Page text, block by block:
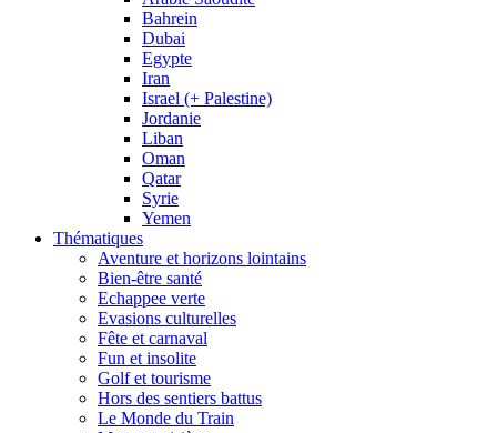
Bahrein
Dubai
Egypte
Iran
Israel (+ Palestine)
Jordanie
Liban
Oman
Qatar
Syrie
Yemen
Thématiques
Aventure et horizons lointains
Bien-être santé
Echappee verte
Evasions culturelles
Fête et carnaval
Fun et insolite
Golf et tourisme
Hors des sentiers battus
Le Monde du Train